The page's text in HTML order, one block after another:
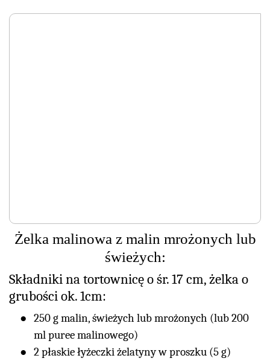
Żelka malinowa z malin mrożonych lub
świeżych:
Składniki na tortownicę o śr. 17 cm, żelka o
grubości ok. 1cm:
250 g malin, świeżych lub mrożonych (lub 200
ml puree malinowego)
2 płaskie łyżeczki żelatyny w proszku (5 g)